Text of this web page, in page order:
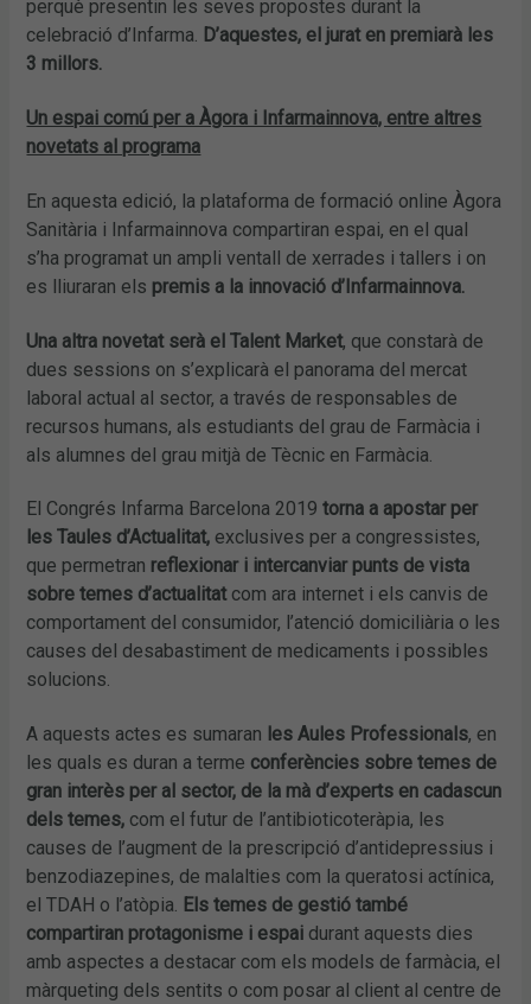
perquè presentin les seves propostes durant la
celebració d’Infarma. D’aquestes, el jurat en premiarà les
3 millors.
Un espai comú per a Àgora i Infarmainnova, entre altres
novetats al programa
En aquesta edició, la plataforma de formació online Àgora
Sanitària i Infarmainnova compartiran espai, en el qual
s’ha programat un ampli ventall de xerrades i tallers i on
es lliuraran els premis a la innovació d’Infarmainnova.
Una altra novetat serà el Talent Market, que constarà de
dues sessions on s’explicarà el panorama del mercat
laboral actual al sector, a través de responsables de
recursos humans, als estudiants del grau de Farmàcia i
als alumnes del grau mitjà de Tècnic en Farmàcia.
El Congrés Infarma Barcelona 2019torna a apostar per
les Taules d’Actualitat, exclusives per a congressistes,
que permetran reflexionar i intercanviar punts de vista
sobre temes d’actualitatcom ara internet i els canvis de
comportament del consumidor, l’atenció domiciliària o les
causes del desabastiment de medicaments i possibles
solucions.
A aquests actes es sumaran les Aules Professionals, en
les quals es duran a terme conferències sobre temes de
gran interès per al sector, de la mà d’experts en cadascun
dels temes, com el futur de l’antibioticoteràpia, les
causes de l’augment de la prescripció d’antidepressius i
benzodiazepines, de malalties com la queratosi actínica,
el TDAH o l’atòpia. Els temes de gestió també
compartiran protagonisme i espai durant aquests dies
amb aspectes a destacar com els models de farmàcia, el
màrqueting dels sentits o com posar al client al centre de